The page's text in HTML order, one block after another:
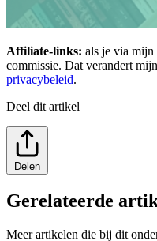
Affiliate-links: als je via
commissie. Dat verandert
privacybeleid.
Deel dit artikel
Delen
Gerelateerde
Meer artikelen die bij dit